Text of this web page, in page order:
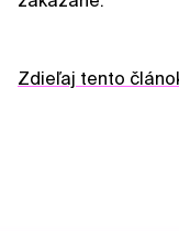
Zdieľaj tento